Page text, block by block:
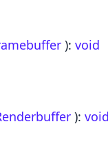
): void
):